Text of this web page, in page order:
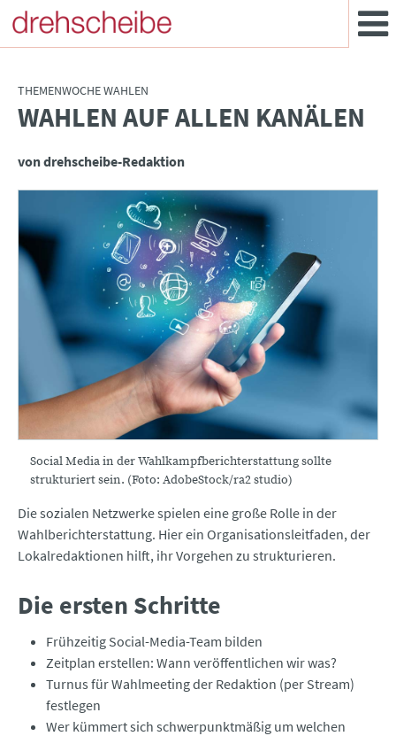
THEMENWOCHE WAHLEN
:WAHLEN AUF ALLEN KANÄLEN
von drehscheibe-Redaktion
Social Media in der Wahlkampfberichterstattung sollte
strukturiert sein. (Foto: AdobeStock/ra2 studio)
Die sozialen Netzwerke spielen eine große Rolle in der
Wahlberichterstattung. Hier ein Organisationsleitfaden, der
Lokalredaktionen hilft, ihr Vorgehen zu strukturieren.
Die ersten Schritte
Frühzeitig Social-Media-Team bilden
Zeitplan erstellen: Wann veröffentlichen wir was?
Turnus für Wahlmeeting der Redaktion (per Stream)
festlegen
Wer kümmert sich schwerpunktmäßig um welchen